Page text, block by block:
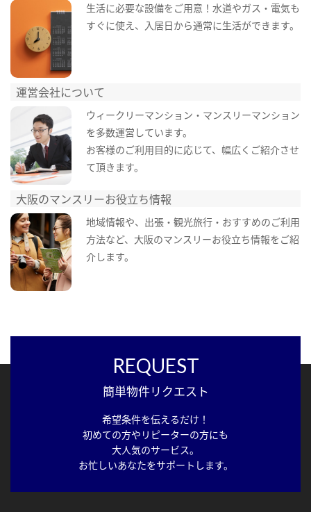
生活に必要な設備をご用意！水道やガス・電気も
すぐに使え、入居日から通常に生活ができます。
運営会社について
ウィークリーマンション・マンスリーマンション
を多数運営しています。
お客様のご利用目的に応じて、幅広くご紹介させ
て頂きます。
大阪のマンスリーお役立ち情報
地域情報や、出張・観光旅行・おすすめのご利用
方法など、大阪のマンスリーお役立ち情報をご紹
介します。
REQUEST
簡単物件リクエスト
希望条件を伝えるだけ！
初めての方やリピーターの方にも
大人気のサービス。
お忙しいあなたをサポートします。